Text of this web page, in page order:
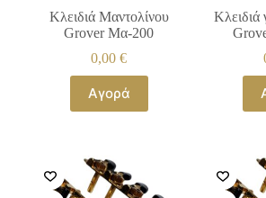
Κλειδιά Μαντολίνου
Grover Μα-200
0,00€
Αγορά
Κλειδιά